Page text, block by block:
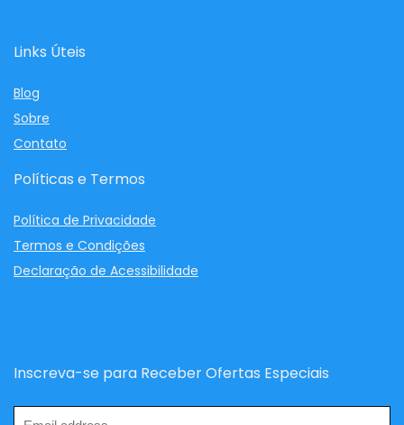
Links Úteis
Blog
Sobre
Contato
Políticas e Termos
Política de Privacidade
Termos e Condições
Declaração de Acessibilidade
Inscreva-se para Receber Ofertas Especiais